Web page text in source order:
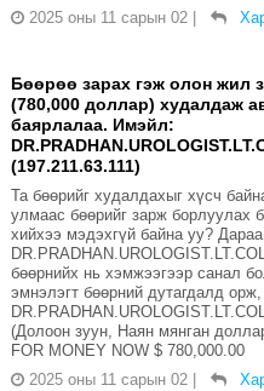
2025 оны 11 сарын 02
Бөөрөө зарах гэж олон жил
(780,000 доллар) худалдаж
баярлалаа. Имэйл:
(197.211.63.111)
Та бөөрийг худалдахыг хүсч
улмаас бөөрийг зарж борлуулах
хийхээ мэдэхгүй байна уу?
бөөрнийх нь хэмжээгээр санал
эмнэлэгт бөөрний дутагдалд
(Долоон зуун, Наян мянган
FOR MONEY NOW $ 780,000.00
2025 оны 11 сарын 02